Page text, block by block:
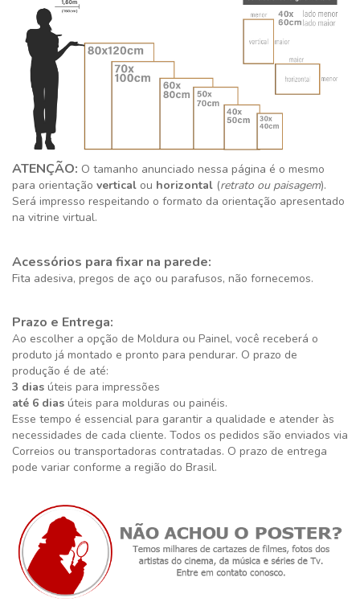
ATENÇÃO: O tamanho anunciado nessa página é o mesmo
para orientação vertical ou horizontal (retrato ou paisagem).
Será impresso respeitando o formato da orientação apresentado
na vitrine virtual.
Acessórios para fixar na parede:
Fita adesiva, pregos de aço ou parafusos, não fornecemos.
Prazo e Entrega:
Ao escolher a opção de Moldura ou Painel, você receberá o
produto já montado e pronto para pendurar. O prazo de
produção é de até:
3 dias úteis para impressões
até 6 dias úteis para molduras ou painéis.
Esse tempo é essencial para garantir a qualidade e atender às
necessidades de cada cliente. Todos os pedidos são enviados via
Correios ou transportadoras contratadas. O prazo de entrega
pode variar conforme a região do Brasil.